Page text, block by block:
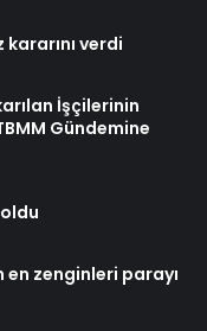
verdi
İşçilerinin
Gündemine
en zenginleri parayı